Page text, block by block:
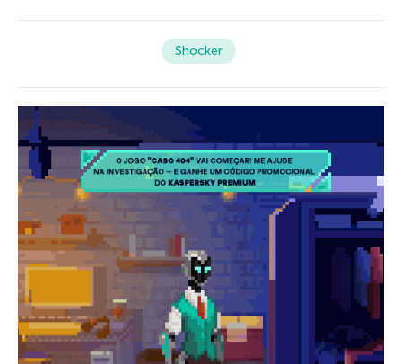
Shocker